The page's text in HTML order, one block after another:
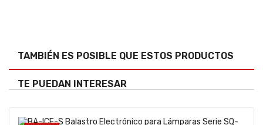
TAMBIÉN ES POSIBLE QUE ESTOS PRODUCTOS
TE PUEDAN INTERESAR